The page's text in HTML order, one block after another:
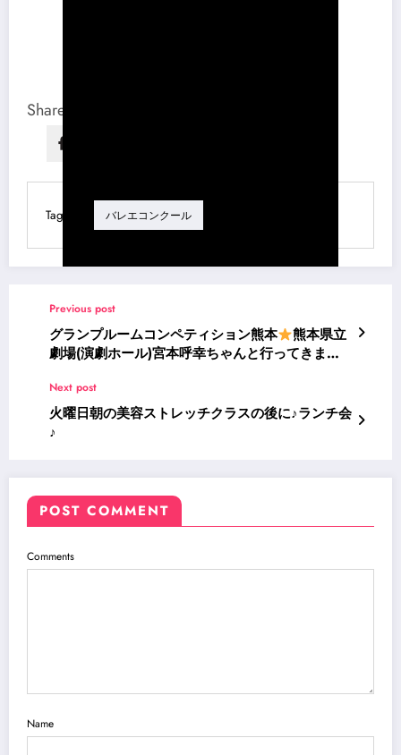
Share this content:
Tag バレエコンクール
Previous post
グランプルームコンペティション熊本
熊本県立
劇場(演劇ホール)宮本呼幸ちゃんと行ってきまし
Next post
火曜日朝の美容ストレッチクラスの後に♪ランチ会
♪
POST COMMENT
Comments
Name